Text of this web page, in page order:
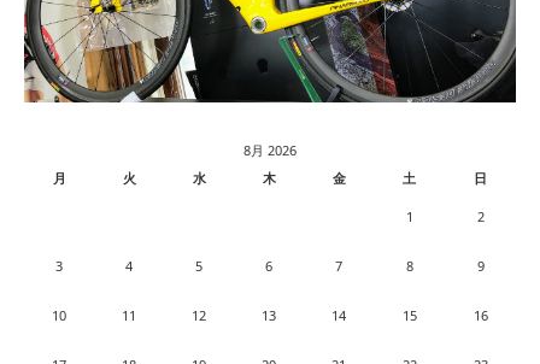
8月 2026
月
火 水 木 金 土 日
1 2
3 4 5 6 7 8 9
10 11 12 13 14 15 16